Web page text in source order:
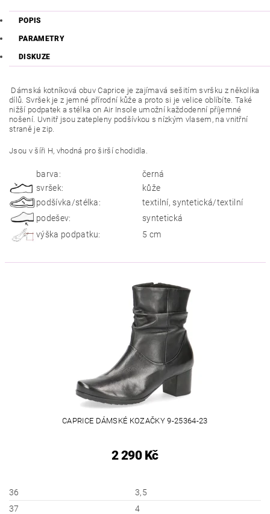
POPIS
PARAMETRY
DISKUZE
Dámská kotníková obuv Caprice je zajímavá sešitím svršku z několika
dílů. Svršek je z jemné přírodní kůže a proto si je velice oblíbíte. Také
nižší podpatek a stélka on Air Insole umožní každodenní příjemné
nošení. Uvnitř jsou zatepleny podšívkou s nízkým vlasem, na vnitřní
straně je zip.
Jsou v šíři H, vhodná pro širší chodidla.
barva:
černá
svršek:
kůže
podšívka/stélka:
textilní, syntetická/textilní
podešev:
syntetická
výška podpatku:
5 cm
CAPRICE DÁMSKÉ KOZAČKY 9-25364-23
2 290 Kč
36
3,5
37
4